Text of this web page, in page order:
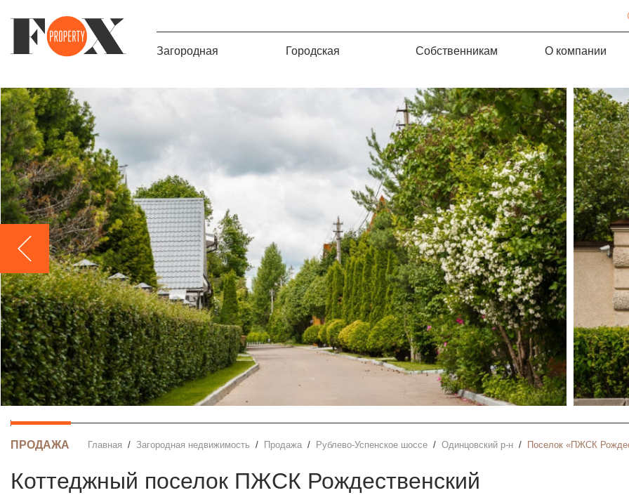
Загородная Городская Собственникам О компании
ПРОДАЖА Главная Загородная недвижимость Продажа Рублево-Успенское шоссе Одинцовский р-н Поселок «ПЖСК
Коттеджный поселок ПЖСК Рождественский